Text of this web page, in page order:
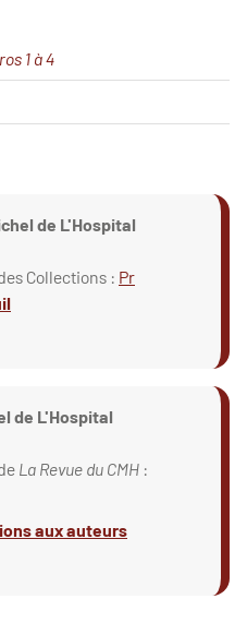
1 à 4
de L'Hospital
Collections : Pr
de L'Hospital
La Revue du CMH :
aux auteurs